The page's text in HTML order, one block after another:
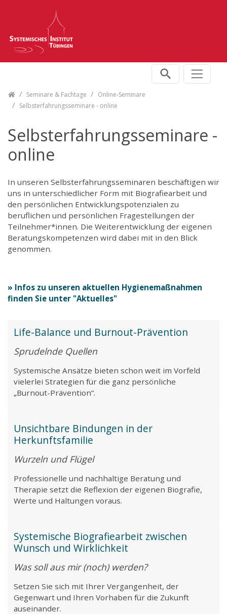
Skip navigationSeminare & Fachtage
Online-Seminare
Selbsterfahrungsseminare - online
Selbsterfahrungsseminare -
online
In unseren Selbsterfahrungsseminaren beschäftigen wir
uns in unterschiedlicher Form mit Biografiearbeit und
den persönlichen Entwicklungspotenzialen zu
beruflichen und persönlichen Fragestellungen der
Teilnehmer*innen. Die Weiterentwicklung der eigenen
Beratungskompetenzen wird dabei mit in den Blick
genommen.
» Infos zu unseren aktuellen Hygienemaßnahmen
finden Sie unter "Aktuelles"
Unsere Homepage soll noch
besser werden!
Liebe Kund*innen und Interessierte,
wirklich weiterhilft.
Was funktioniert bereits gut? Wo wird es
machen?
Mit dieser kurzen Umfrage helfen Sie uns,
>> zur Abfrage
Zudem haben Sie die Möglichkeit einen
Vielen Dank für Ihre Unterstützung!
Life-Balance und Burnout-Prävention
Sprudelnde Quellen
Systemische Ansätze bieten schon weit im Vorfeld
vielerlei Strategien für die ganz persönliche
„Burnout-Prävention“.
Unsichtbare Bindungen in der
Herkunftsfamilie
Wurzeln und Flügel
Professionelle und nachhaltige Beratung und
Therapie setzt die Reflexion der eigenen Biografie,
Werte und Haltungen voraus.
Systemische Biografiearbeit zwischen
Wunsch und Wirklichkeit
Was soll aus mir (noch) werden?
Setzen Sie sich mit Ihrer Vergangenheit, der
Gegenwart und Ihren Vorhaben für die Zukunft
auseinander.